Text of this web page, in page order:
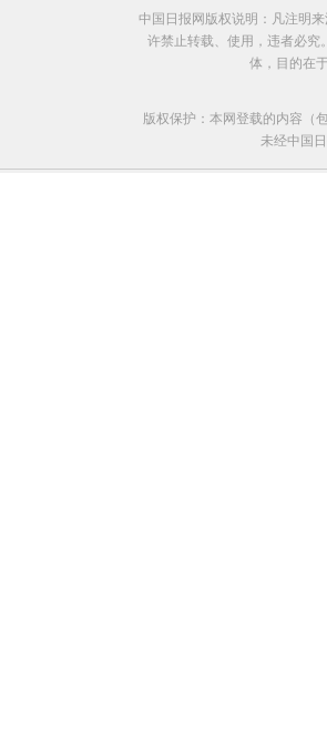
中国日报网版权说明：凡注明
许禁止转载、使用，违者必究
体，目的在
版权保护：本网登载的内容（
未经中国